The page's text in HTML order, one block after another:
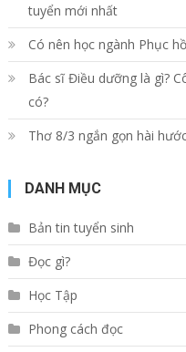
tuyển mới nhất
Có nên học ngành Phục
Bác sĩ Điều dưỡng là gì?
có?
Thơ 8/3 ngắn gọn hài
DANH MỤC
Bản tin tuyển sinh
Đọc gì?
Học Tập
Phong cách đọc